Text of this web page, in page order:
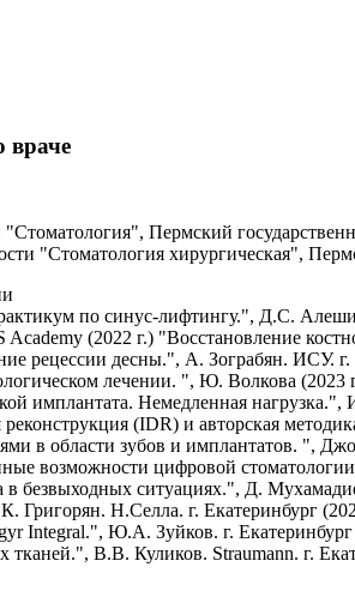
враче
Пермский
"Стоматология хирургическая",
по синус-лифтингу.", Д.С.
(2022 г.) "Восстановление
рецессии десны.", А. Зограбян. ИСУ.
лечении. ", Ю. Волкова (2023
имплантата. Немедленная
реконструкция (IDR) и авторская
в области зубов и имплантатов. ",
возможности цифровой
в безвыходных ситуациях.", Д.
Григорян. Н.Селла. г. Екатеринбург
Integral.", Ю.А. Зуйков. г.
тканей.", В.В. Куликов. Straumann. г.